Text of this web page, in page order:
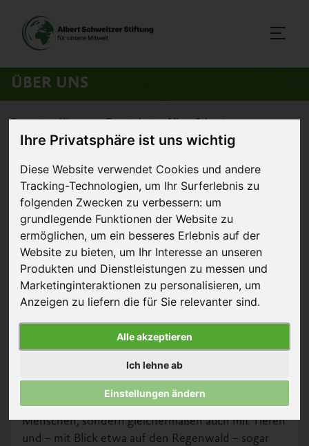
Ihre Privatsphäre ist uns wichtig
Diese Website verwendet Cookies und andere
Tracking-Technologien, um Ihr Surferlebnis zu
folgenden Zwecken zu verbessern: um
grundlegende Funktionen der Website zu
ermöglichen, um ein besseres Erlebnis auf der
Website zu bieten, um Ihr Interesse an unseren
Produkten und Dienstleistungen zu messen und
Marketinginteraktionen zu personalisieren, um
Anzeigen zu liefern die für Sie relevanter sind.
Alle akzeptieren
Ich lehne ab
Einstellungen ändern
ÜBER UNS
Albert Schweitzer
Wenn es um die hochaktuelle Frage nach einem
achtsamen und würdevollen Umgang nicht nur mit
Menschen, sondern gleichermaßen auch mit Tieren
und – mit Blick etwa auf den Regenwald – sogar